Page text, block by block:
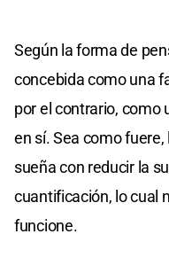
Según la forma de
concebida como una
por el contrario, como
en sí. Sea como
sueña con reducir la
cuantificación, lo cual
funcione.